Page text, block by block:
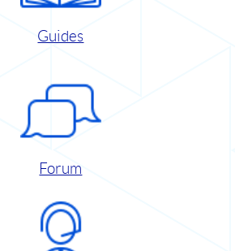
Guides
Forum